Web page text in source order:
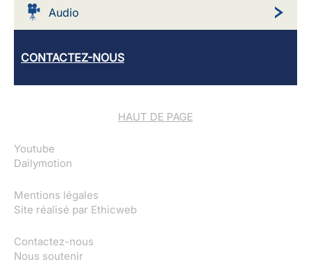
Audio
CONTACTEZ-NOUS
HAUT DE PAGE
Youtube
Dailymotion
Mentions légales
Site réalisé par Ethicweb
Contactez-nous
Nous soutenir